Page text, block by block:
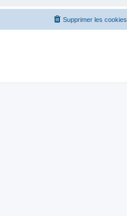
Supprimer les cookies